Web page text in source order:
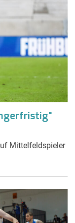
Mittelfeldspieler